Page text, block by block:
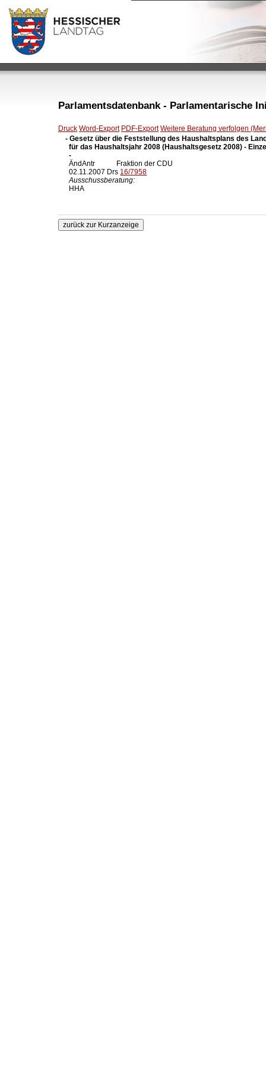
Parlamentsdatenbank - Parlamentarische
Druck Word-Export PDF-Export Weitere Beratung verfolgen
- Gesetz über die Feststellung des Haushaltsplans des
für das Haushaltsjahr 2008 (Haushaltsgesetz 2008) -
  -
ÄndAntr            Fraktion der CDU
  02.11.2007 Drs
16/7958
Ausschussberatung:
  HHA